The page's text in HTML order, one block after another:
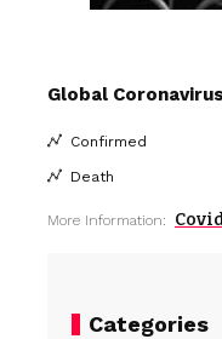
Global
Confirmed
Death
More Information:
Categories